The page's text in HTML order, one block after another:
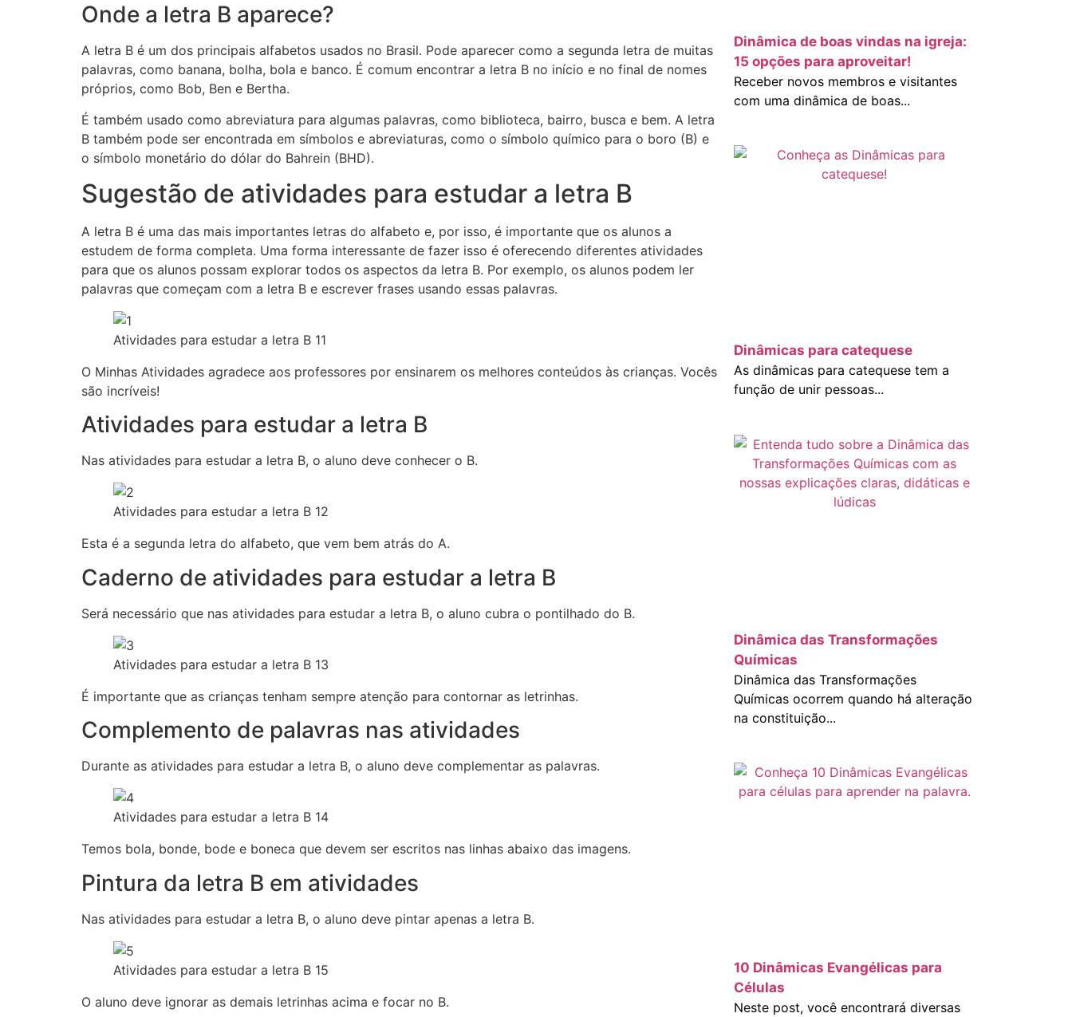
Onde a letra B aparece?
A letra B é um dos principais alfabetos usados no Brasil. Pode aparecer como a segunda letra de muitas
palavras, como banana, bolha, bola e banco. É comum encontrar a letra B no início e no final de nomes
próprios, como Bob, Ben e Bertha.
É também usado como abreviatura para algumas palavras, como biblioteca, bairro, busca e bem. A letra
B também pode ser encontrada em símbolos e abreviaturas, como o símbolo químico para o boro (B) e
o símbolo monetário do dólar do Bahrein (BHD).
Sugestão de atividades para estudar a letra B
A letra B é uma das mais importantes letras do alfabeto e, por isso, é importante que os alunos a
estudem de forma completa. Uma forma interessante de fazer isso é oferecendo diferentes atividades
para que os alunos possam explorar todos os aspectos da letra B. Por exemplo, os alunos podem ler
palavras que começam com a letra B e escrever frases usando essas palavras.
Atividades para estudar a letra B 11
O Minhas Atividades agradece aos professores por ensinarem os melhores conteúdos às crianças. Vocês
são incríveis!
Atividades para estudar a letra B
Nas atividades para estudar a letra B, o aluno deve conhecer o B.
Atividades para estudar a letra B 12
Esta é a segunda letra do alfabeto, que vem bem atrás do A.
Caderno de atividades para estudar a letra B
Será necessário que nas atividades para estudar a letra B, o aluno cubra o pontilhado do B.
Atividades para estudar a letra B 13
É importante que as crianças tenham sempre atenção para contornar as letrinhas.
Complemento de palavras nas atividades
Durante as atividades para estudar a letra B, o aluno deve complementar as palavras.
Atividades para estudar a letra B 14
Temos bola, bonde, bode e boneca que devem ser escritos nas linhas abaixo das imagens.
Pintura da letra B em atividades
Nas atividades para estudar a letra B, o aluno deve pintar apenas a letra B.
Atividades para estudar a letra B 15
O aluno deve ignorar as demais letrinhas acima e focar no B.
Dinâmica de boas vindas na igreja:
15 opções para aproveitar!
Receber novos membros e visitantes
com uma dinâmica de boas...
Dinâmicas para catequese
As dinâmicas para catequese tem a
função de unir pessoas...
Dinâmica das Transformações
Químicas
Dinâmica das Transformações
Químicas ocorrem quando há alteração
na constituição...
10 Dinâmicas Evangélicas para
Células
Neste post, você encontrará diversas